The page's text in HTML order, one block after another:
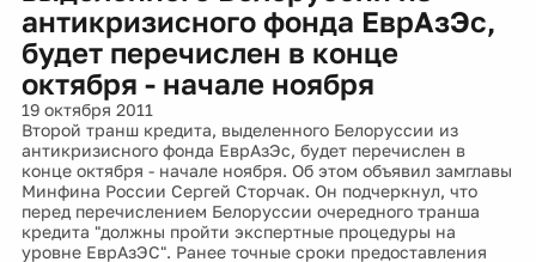
антикризисного фонда ЕврАзЭс,
будет перечислен в конце
октября - начале ноября
19 октября 2011
Второй транш кредита, выделенного Белоруссии из
антикризисного фонда ЕврАзЭс, будет перечислен в
конце октября - начале ноября. Об этом объявил замглавы
Минфина России Сергей Сторчак. Он подчеркнул, что
перед перечислением Белоруссии очередного транша
кредита "должны пройти экспертные процедуры на
уровне ЕврАзЭС". Ранее точные сроки предоставления